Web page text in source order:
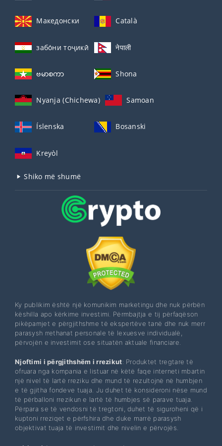
Македонски Català
забо́ни тоҷикӣ́ नेपाली
ဗမာစကာ Shona
Nyanja (Chichewa) Samoan
Íslenska Bosanski
Kreyòl
Shiko më shumë
Ky publikim është një komunikim marketingu dhe nuk përbën
këshilla apo kërkime investimi. Përmbajtja e tij përfaqëson
pikëpamjet e përgjithshme të ekspertëve tanë dhe nuk merr
parasysh rrethanat personale të lexuesve individualë,
përvojën e investimit ose situatën aktuale financiare.
Njoftimi i përgjithshëm i rrezikut: Produktet tregtare të
ofruara nga kompania e listuar në këtë faqe interneti mbartin
një nivel të lartë rreziku dhe mund të rezultojnë në humbjen
e të gjitha fondeve tuaja. Ju duhet të konsideroni nëse mund
të përballoni rrezikun e lartë të humbjes së parave tuaja.
Përpara se të vendosni të tregtoni, duhet të siguroheni që i
kuptoni rreziqet e përfshira dhe duke marrë parasysh
objektivat tuaja të investimit dhe nivelin e përvojës.